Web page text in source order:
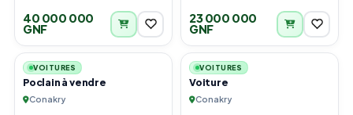
40 000 000
GNF
23 000 000
GNF
5
VOITURES
Poclain à vendre
Conakry
6
VOITURES
Voiture
Conakry